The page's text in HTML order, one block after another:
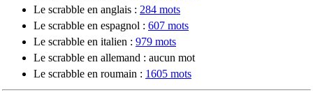
Le scrabble en anglais : 284 mots
Le scrabble en espagnol : 607 mots
Le scrabble en italien : 979 mots
Le scrabble en allemand : aucun mot
Le scrabble en roumain : 1605 mots